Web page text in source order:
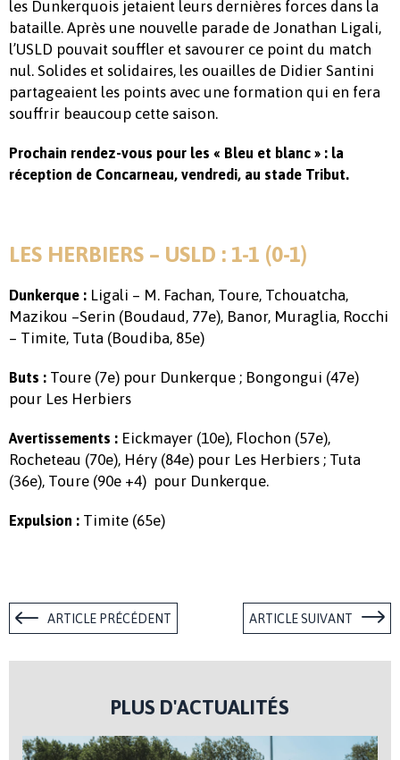
les Dunkerquois jetaient leurs dernières forces dans la
bataille. Après une nouvelle parade de Jonathan Ligali,
l’USLD pouvait souffler et savourer ce point du match
nul. Solides et solidaires, les ouailles de Didier Santini
partageaient les points avec une formation qui en fera
souffrir beaucoup cette saison.
Prochain rendez-vous pour les « Bleu et blanc » : la
réception de Concarneau, vendredi, au stade Tribut.
LES HERBIERS – USLD : 1-1 (0-1)
Dunkerque : Ligali – M. Fachan, Toure, Tchouatcha,
Mazikou –Serin (Boudaud, 77e), Banor, Muraglia, Rocchi
– Timite, Tuta (Boudiba, 85e)
Buts : Toure (7e) pour Dunkerque ; Bongongui (47e)
pour Les Herbiers
Avertissements : Eickmayer (10e), Flochon (57e),
Rocheteau (70e), Héry (84e) pour Les Herbiers ; Tuta
(36e), Toure (90e +4) pour Dunkerque.
Expulsion : Timite (65e)
ARTICLE PRÉCÉDENT ARTICLE SUIVANT
PLUS D'ACTUALITÉS